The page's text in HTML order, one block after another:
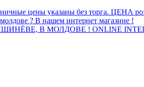
цены указаны без торга. ЦЕНА
? В нашем интернет магазине !
В МОЛДОВЕ ! ONLINE